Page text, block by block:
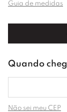
Guia de medidas
Não sei meu CEP